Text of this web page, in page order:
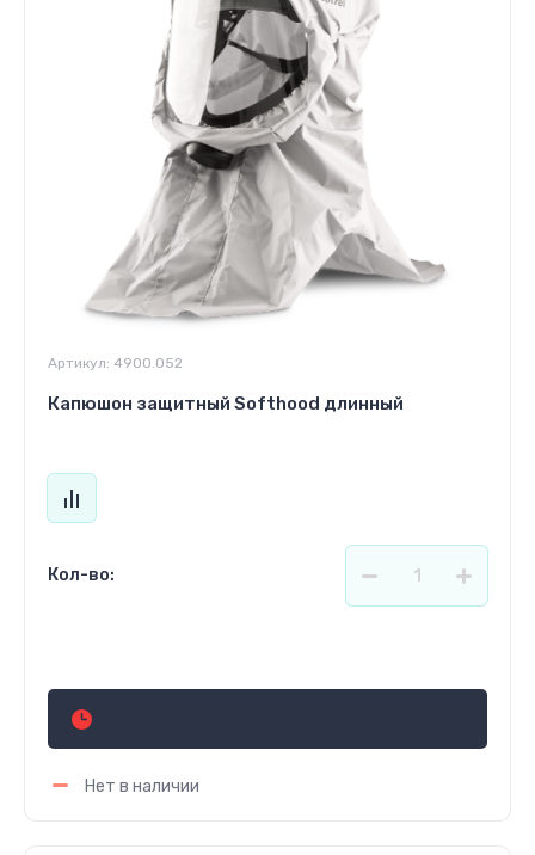
Артикул: 4900.052
Капюшон защитный Softhood длинный
Кол-во:
Нет в наличии